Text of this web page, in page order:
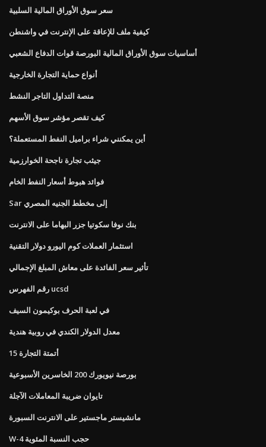
سعر سوق الأوراق المالية السلبية
كيفية ملف للإعاقة على الإنترنت في واشنطن
أساسيات سوق الأوراق المالية البورصة قوات الدفاع الشعبي
أنواع حماية التجارة الخارجية
منصة التداول التاجر النشط
كيف تقصر مؤشر سوق الأسهم
أين يمكنني شراء براميل النفط المستعملة؟
جيثب تجارة ناجحة الخوارزمية
فوائد هبوط أسعار النفط الخام
Sar إلى مخطط الجنيه المصري
بنك نوفا سكوتيا جزر البهاما على الانترنت
استثمار العملات كوم اليورو دولار التقنية
تأثير سعر الفائدة على معاش المبلغ الإجمالي
رقم الفهرس ucsd
في لعبة الحرف بوكيمون السيف
معدل الدولار الكندي في روبية هندية
أتمتة التجارة 15
بورصة نيويورك 200 الخاسرين الأسبوعية
تايوان ضريبة المعاملات الآجلة
مانشيستر ماجستير على الانترنت السبورة
W-4 حجب النسبة المئوية